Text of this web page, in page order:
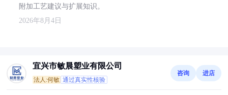
附加工艺建议与扩展知识。
2026年8月4日
宜兴市敏晨塑业有限公司
法人:何敏 通过真实性核验
咨询 进店